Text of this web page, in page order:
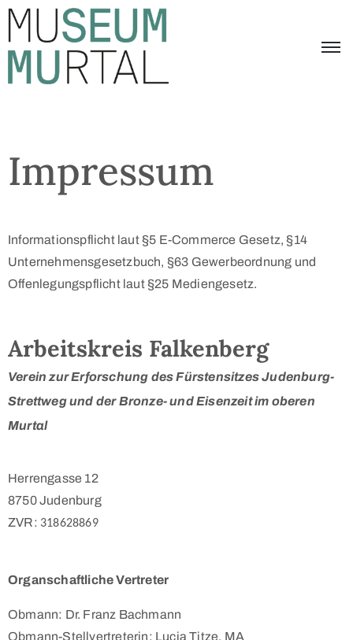
Übersicht
Das
info@museum-
Datenschutzerklärung
Impressum
Informationspflicht laut §5 E-Commerce Gesetz, §14
Unternehmensgesetzbuch, §63 Gewerbeordnung und
Offenlegungspflicht laut §25 Mediengesetz.
Arbeitskreis Falkenberg
Verein zur Erforschung des Fürstensitzes Judenburg-
Strettweg und der Bronze- und Eisenzeit im oberen
Murtal
Herrengasse 12
8750 Judenburg
ZVR: 318628869
Organschaftliche Vertreter
Obmann: Dr. Franz Bachmann
Obmann-Stellvertreterin: Lucia Titze, MA